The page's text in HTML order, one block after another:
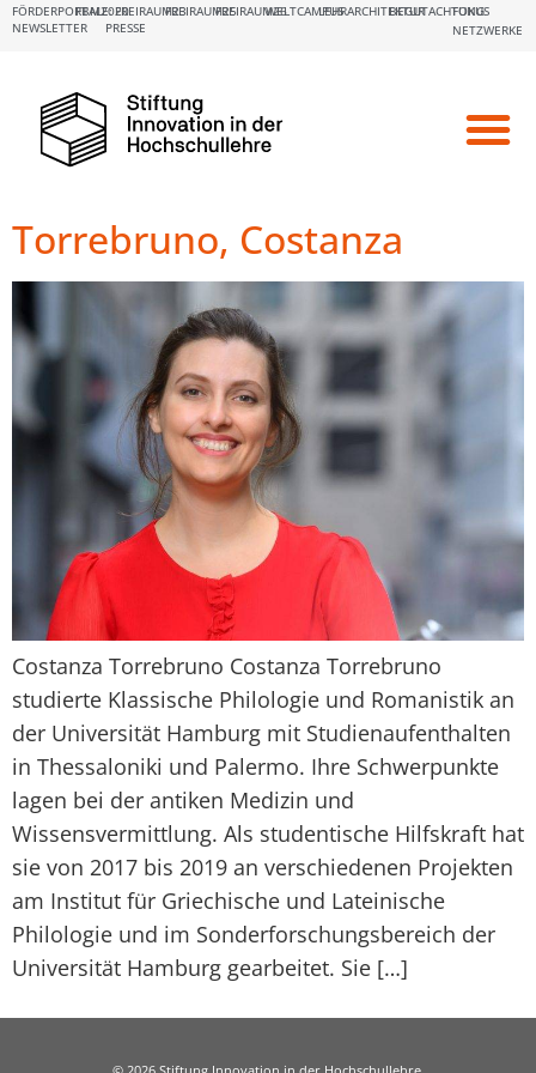
NEWSLETTER PRESSE
FÖRDERPORTALE:
FBM2020FREIRAUM23FREIRAUM25FREIRAUM26WELTCAMPUSLEHRARCHITEKTURBEGUTACHTUNG
FOKUS
NETZWERKE
Torrebruno, Costanza
Costanza Torrebruno Costanza Torrebruno
studierte Klassische Philologie und Romanistik an
der Universität Hamburg mit Studienaufenthalten
in Thessaloniki und Palermo. Ihre Schwerpunkte
lagen bei der antiken Medizin und
Wissensvermittlung. Als studentische Hilfskraft hat
sie von 2017 bis 2019 an verschiedenen Projekten
am Institut für Griechische und Lateinische
Philologie und im Sonderforschungsbereich der
Universität Hamburg gearbeitet. Sie […]